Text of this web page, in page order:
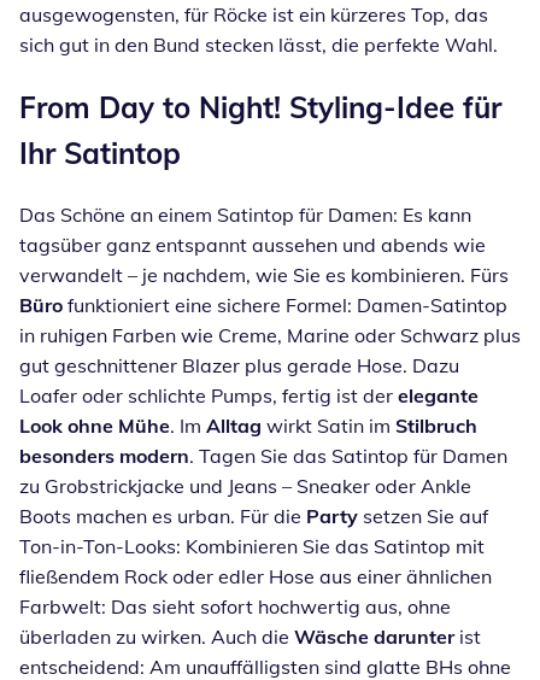
ausgewogensten, für Röcke ist ein kürzeres Top, das
sich gut in den Bund stecken lässt, die perfekte Wahl.
From Day to Night! Styling-Idee für
Ihr Satintop
Das Schöne an einem Satintop für Damen: Es kann
tagsüber ganz entspannt aussehen und abends wie
verwandelt – je nachdem, wie Sie es kombinieren. Fürs
Büro funktioniert eine sichere Formel: Damen-Satintop
in ruhigen Farben wie Creme, Marine oder Schwarz plus
gut geschnittener Blazer plus gerade Hose. Dazu
Loafer oder schlichte Pumps, fertig ist der elegante
Look ohne Mühe. Im Alltag wirkt Satin im Stilbruch
besonders modern. Tagen Sie das Satintop für Damen
zu Grobstrickjacke und Jeans – Sneaker oder Ankle
Boots machen es urban. Für die Party setzen Sie auf
Ton-in-Ton-Looks: Kombinieren Sie das Satintop mit
fließendem Rock oder edler Hose aus einer ähnlichen
Farbwelt: Das sieht sofort hochwertig aus, ohne
überladen zu wirken. Auch die Wäsche darunterist
entscheidend: Am unauffälligsten sind glatte BHs ohne